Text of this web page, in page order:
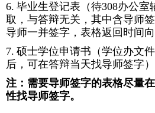
6. 毕业生登记表（待308办公室
取，与答辩无关，其中含导师
导师一并签字，表格返回时间
7. 硕士学位申请书（学位办文
后，可在答辩当天找导师签字）
注：需要导师签字的表格尽量
性找导师签字。